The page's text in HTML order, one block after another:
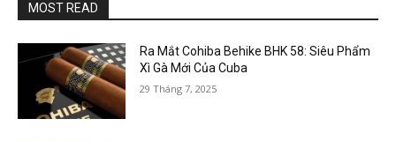
MOST READ
Ra Mắt Cohiba Behike BHK 58: Siêu Phẩm
Xì Gà Mới Của Cuba
29 Tháng 7, 2025